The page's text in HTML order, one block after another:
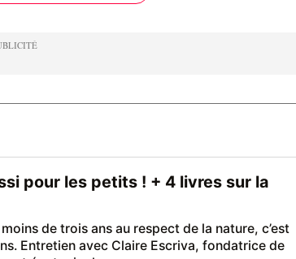
pour les petits ! + 4 livres sur la
de trois ans au respect de la nature, c’est
Entretien avec Claire Escriva, fondatrice de